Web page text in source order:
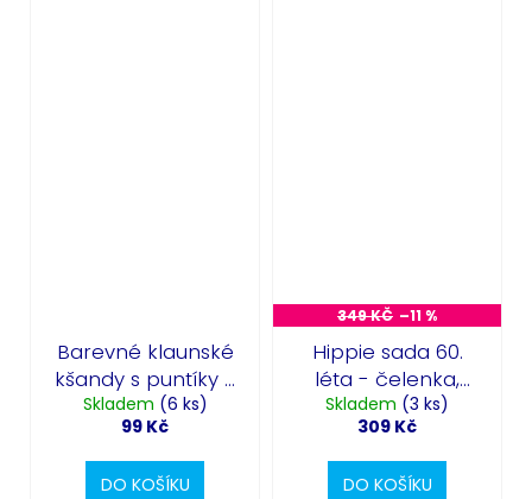
Barevné klaunské
kšandy s puntíky -
šle
Skladem (6 ks)
99 Kč
DO KOŠÍKU
349 KČ –11 %
Hippie sada 60.
léta - čelenka,
brýle, kšandy
Skladem (3 ks)
309 Kč
DO KOŠÍKU